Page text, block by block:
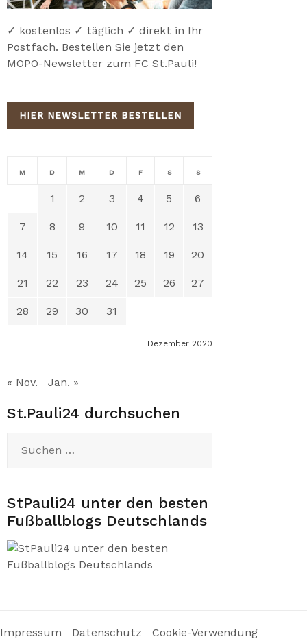
✓ kostenlos ✓ täglich ✓ direkt in Ihr
Postfach. Bestellen Sie jetzt den
MOPO-Newsletter zum FC St.Pauli!
HIER NEWSLETTER BESTELLEN
Dezember 2020
M D M D F S S
1 2 3 4 5 6
7 8 9 10 11 12 13
14 15 16 17 18 19 20
21 22 23 24 25 26 27
28 29 30 31
« Nov. Jan. »
St.Pauli24 durchsuchen
nach:
StPauli24 unter den besten
Fußballblogs Deutschlands
Impressum Datenschutz Cookie-Verwendung